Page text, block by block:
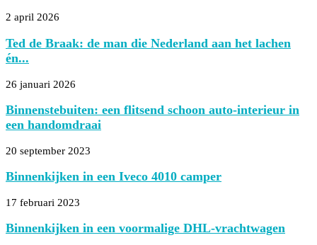
2 april 2026
Ted de Braak: de man die Nederland aan het lachen
én...
26 januari 2026
Binnenstebuiten: een flitsend schoon auto-interieur in
een handomdraai
20 september 2023
Binnenkijken in een Iveco 4010 camper
17 februari 2023
Binnenkijken in een voormalige DHL-vrachtwagen